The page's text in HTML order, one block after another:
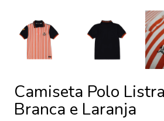
Camiseta Polo
Branca e Laranja